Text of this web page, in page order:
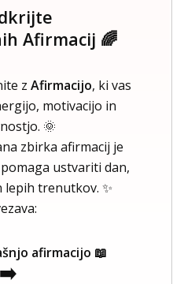
Afirmacij 🌈
z Afirmacijo, ki vas
motivacijo in
🌞
zbirka afirmacij je
ustvariti dan,
trenutkov. ✨
afirmacijo 📖
➡️